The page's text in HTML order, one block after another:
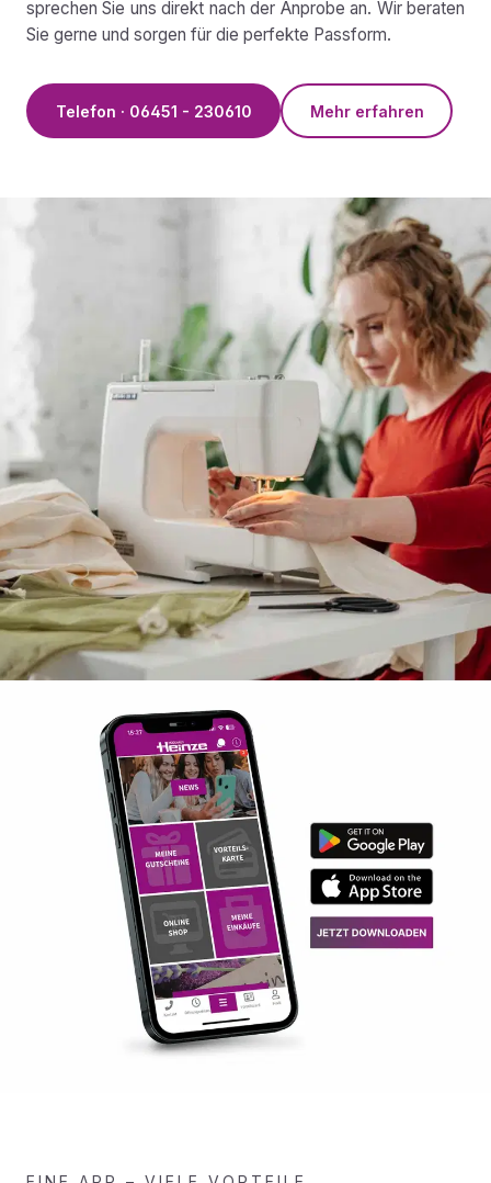
sprechen Sie uns direkt nach der Anprobe an. Wir beraten
Sie gerne und sorgen für die perfekte Passform.
Telefon · 06451 - 230610 Mehr erfahren